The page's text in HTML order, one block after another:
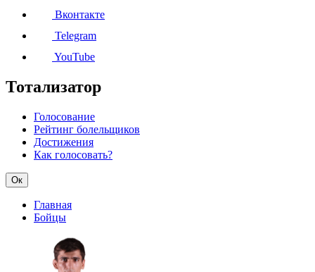
Вконтакте
Telegram
YouTube
Тотализатор
Голосование
Рейтинг болельщиков
Достижения
Как голосовать?
Ок
Главная
Бойцы